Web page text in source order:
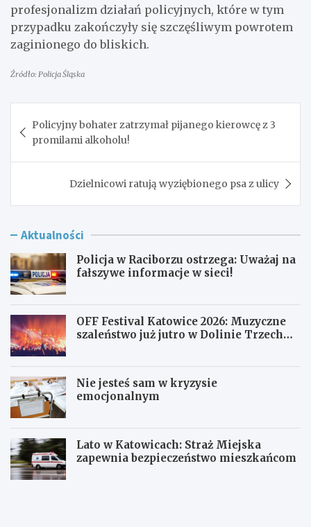
profesjonalizm działań policyjnych, które w tym
przypadku zakończyły się szczęśliwym powrotem
zaginionego do bliskich.
Źródło: Policja Śląska
wpisu
Policyjny bohater zatrzymał pijanego kierowcę z 3
promilami alkoholu!
Dzielnicowi ratują wyziębionego psa z ulicy
Aktualności
Policja w Raciborzu ostrzega: Uważaj na
fałszywe informacje w sieci!
OFF Festival Katowice 2026: Muzyczne
szaleństwo już jutro w Dolinie Trzech
Nie jesteś sam w kryzysie
emocjonalnym
Lato w Katowicach: Straż Miejska
zapewnia bezpieczeństwo mieszkańcom
P
O